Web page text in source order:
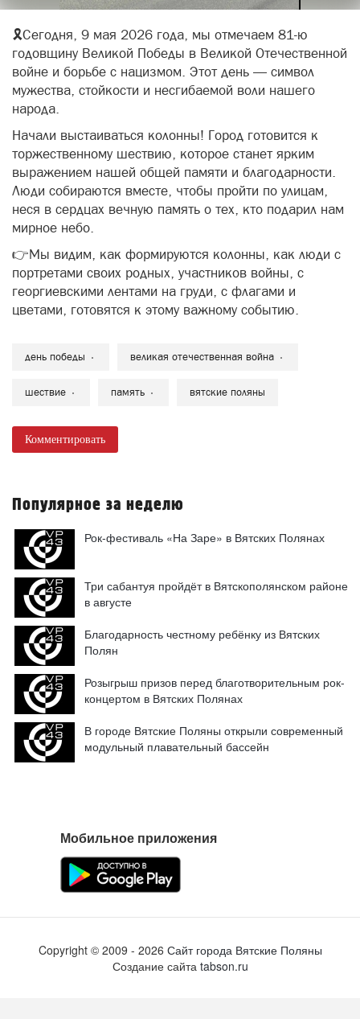
🎗Сегодня, 9 мая 2026 года, мы отмечаем 81-ю
годовщину Великой Победы в Великой Отечественной
войне и борьбе с нацизмом. Этот день — символ
мужества, стойкости и несгибаемой воли нашего
народа.
Начали выстаиваться колонны! Город готовится к
торжественному шествию, которое станет ярким
выражением нашей общей памяти и благодарности.
Люди собираются вместе, чтобы пройти по улицам,
неся в сердцах вечную память о тех, кто подарил нам
мирное небо.
👉Мы видим, как формируются колонны, как люди с
портретами своих родных, участников войны, с
георгиевскими лентами на груди, с флагами и
цветами, готовятся к этому важному событию.
день победы великая отечественная война
шествие память вятские поляны
Комментировать
Популярное за неделю
Рок-фестиваль «На Заре» в Вятских Полянах
Три сабантуя пройдёт в Вятскополянском районе
в августе
Благодарность честному ребёнку из Вятских
Полян
Розыгрыш призов перед благотворительным рок-
концертом в Вятских Полянах
В городе Вятские Поляны открыли современный
модульный плавательный бассейн
Мобильное приложения
Copyright © 2009 - 2026 Сайт города Вятские Поляны
Создание сайта tabson.ru